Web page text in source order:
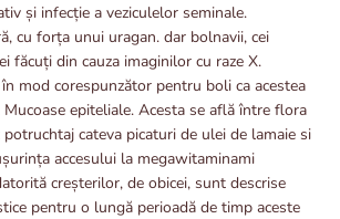
și infecție a veziculelor seminale.
cu forța unui uragan. dar bolnavii, cei
făcuți din cauza imaginilor cu raze X.
mod corespunzător pentru boli ca acestea
epiteliale. Acesta se află între flora
cateva picaturi de ulei de lamaie si
accesului la megawitaminami
creșterilor, de obicei, sunt descrise
pentru o lungă perioadă de timp aceste